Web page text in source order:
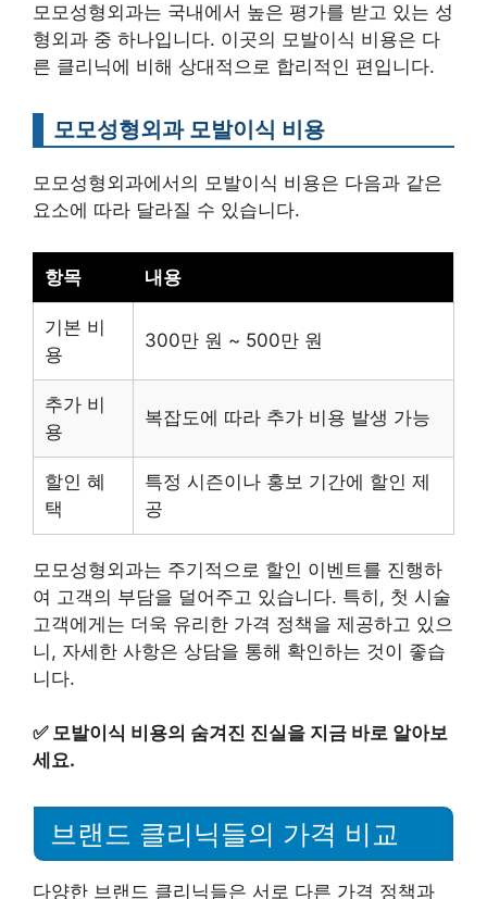
모모성형외과는 국내에서 높은 평가를 받고 있는 성
형외과 중 하나입니다. 이곳의 모발이식 비용은 다
른 클리닉에 비해 상대적으로 합리적인 편입니다.
모모성형외과 모발이식 비용
모모성형외과에서의 모발이식 비용은 다음과 같은
요소에 따라 달라질 수 있습니다.
항목 내용
기본 비
용
300만 원 ~ 500만 원
추가 비
용
복잡도에 따라 추가 비용 발생 가능
할인 혜
택
특정 시즌이나 홍보 기간에 할인 제
공
모모성형외과는 주기적으로 할인 이벤트를 진행하
여 고객의 부담을 덜어주고 있습니다. 특히, 첫 시술
고객에게는 더욱 유리한 가격 정책을 제공하고 있으
니, 자세한 사항은 상담을 통해 확인하는 것이 좋습
니다.
✅ 모발이식 비용의 숨겨진 진실을 지금 바로 알아보
세요.
브랜드 클리닉들의 가격 비교
다양한 브랜드 클리닉들은 서로 다른 가격 정책과